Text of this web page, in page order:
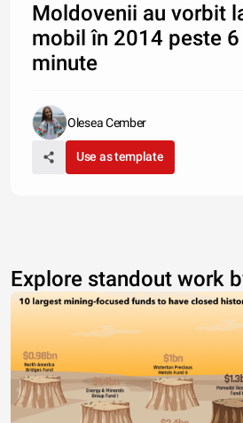
Moldovenii au vorbit
mobil în 2014 peste
minute
Olesea Cember
Use as template
Explore standout work